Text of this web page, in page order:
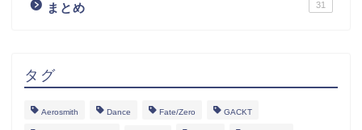
まとめ 31
タグ
Aerosmith Dance Fate/Zero GACKT